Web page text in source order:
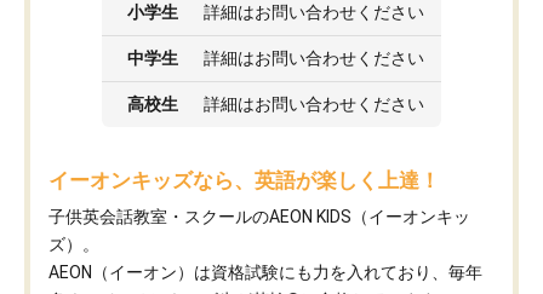
小学生 詳細はお問い合わせください
中学生 詳細はお問い合わせください
高校生 詳細はお問い合わせください
イーオンキッズなら、英語が楽しく上達！
子供英会話教室・スクールのAEON KIDS（イーオンキッ
ズ）。
AEON（イーオン）は資格試験にも力を入れており、毎年